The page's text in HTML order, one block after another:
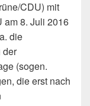
CDU) mit
am 8. Juli 2016
die
der
(sogen.
die erst nach